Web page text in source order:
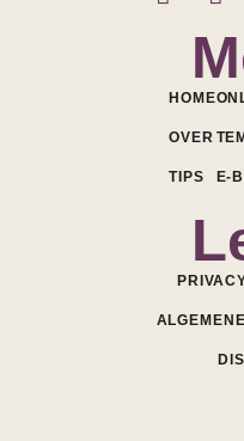
HOME
OVER
TIPS E-